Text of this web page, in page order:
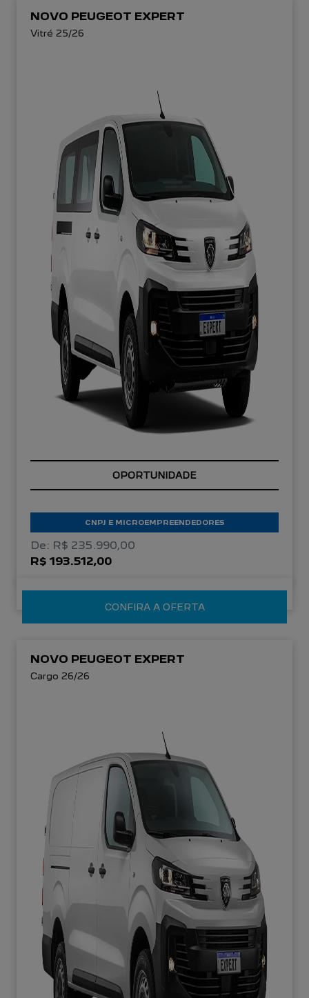
NOVO PEUGEOT EXPERT
Vitré 25/26
OPORTUNIDADE
CNPJ E MICROEMPREENDEDORES
De: R$ 235.990,00
R$ 193.512,00
CONFIRA A OFERTA
NOVO PEUGEOT EXPERT
Cargo 26/26